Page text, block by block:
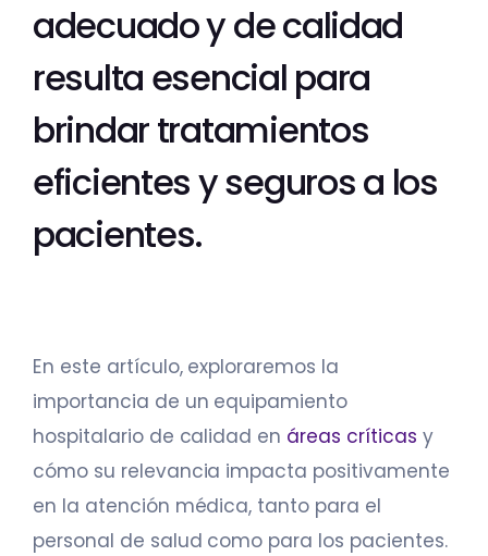
adecuado y de calidad
resulta esencial para
brindar tratamientos
eficientes y seguros a los
pacientes.
En este artículo, exploraremos la
importancia de un equipamiento
hospitalario de calidad en áreas críticas y
cómo su relevancia impacta positivamente
en la atención médica, tanto para el
personal de salud como para los pacientes.